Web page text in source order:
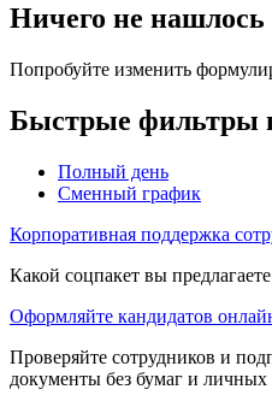
Ничего не нашлось
Попробуйте изменить
Быстрые фильтры
Полный день
Сменный график
Корпоративная поддержка
Какой соцпакет вы
Оформляйте кандидатов
Проверяйте сотрудников и
документы без бумаг и личных